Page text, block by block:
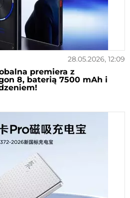
28.05.2026, 12:09
premiera z
8, baterią 7500 mAh i